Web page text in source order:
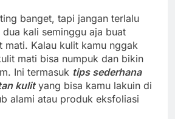
banget, tapi jangan terlalu
kali seminggu aja buat
mati. Kalau kulit kamu nggak
mati bisa numpuk dan bikin
Ini termasuk tips sederhana
kulityang bisa kamu lakuin di
alami atau produk eksfoliasi